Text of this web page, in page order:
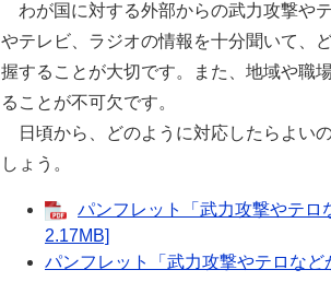
わが国に対する外部からの武力攻撃や
やテレビ、ラジオの情報を十分聞いて、
握することが大切です。また、地域や職
ることが不可欠です。
日頃から、どのように対応したらよい
しょう。
パンフレット「武力攻撃やテロ
2.17MB]
パンフレット「武力攻撃やテロなど